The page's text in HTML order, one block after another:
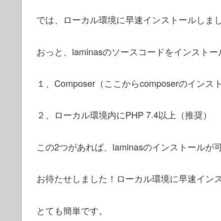
では、ローカル環境に早速インストールしま
おっと、laminasのソースコードをインスト
１、Composer（ここからcomposerのイン
２、ローカル環境内にPHP 7.4以上（推奨）
この2つがあれば、laminasのインストールが
お待たせしました！ ローカル環境に早速イン
とても簡単です。